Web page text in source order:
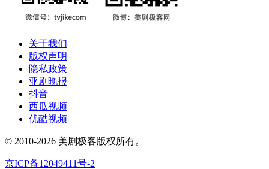
关于我们
版权声明
隐私政策
亚剧晚报
抖音
西瓜视频
优酷视频
© 2010-2026 美剧极客版权所有。
京ICP备12049411号-2